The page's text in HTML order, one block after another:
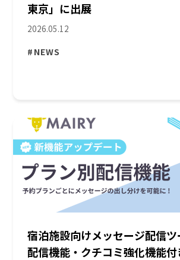
東京」に出展
2026.05.12
#NEWS
宿泊施設向けメッセージ配信
配信機能・クチコミ強化機能